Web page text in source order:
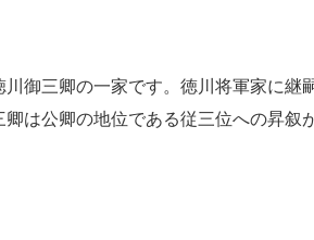
御三卿の一家です。徳川将軍家に継
は公卿の地位である従三位への昇叙